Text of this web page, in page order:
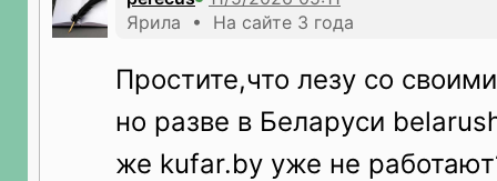
Ярила • На сайте 3 года
Простите,что лезу со
но разве в Беларуси
же kufar.by уже не